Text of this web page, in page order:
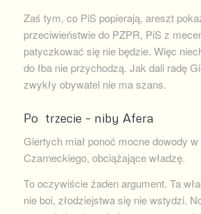
Zaś tym, co PiS popierają, areszt
przeciwieństwie do PZPR, PiS z
patyczkować się nie będzie. Więc
do łba nie przychodzą. Jak dali radę
zwykły obywatel nie ma szans.
Po trzecie – niby Afera
Giertych miał ponoć mocne dowody
Czarneckiego, obciążające władzę.
To oczywiście żaden argument. Ta
nie boi, złodziejstwa się nie wstydzi.